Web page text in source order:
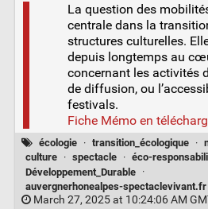
La question des
centrale dans la
structures culturelles.
depuis longtemps au
concernant les activités
de diffusion, ou
festivals.
Fiche Mémo en
écologie · transition_écologique ·
culture
· spectacle · éco-
Développement_Durable
·
auvergnerhonealpes-spectaclevivant.fr
March 27, 2025 at 10:24:06 AM